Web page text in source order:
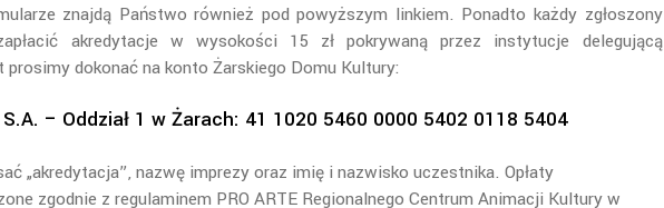
znajdą Państwo również pod powyższym linkiem. Ponadto każdy zgłoszony
akredytacje w wysokości 15 zł pokrywaną przez instytucje delegującą
dokonać na konto Żarskiego Domu Kultury:
– Oddział 1 w Żarach: 41 1020 5460 0000 5402 0118 5404
„akredytacja”, nazwę imprezy oraz imię i nazwisko uczestnika. Opłaty
zgodnie z regulaminem PRO ARTE Regionalnego Centrum Animacji Kultury w